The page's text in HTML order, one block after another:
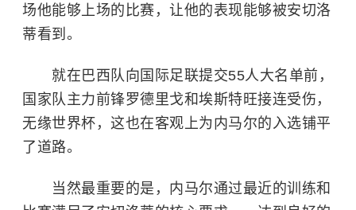
场他能够上场的比赛，让他的表现能够被安切洛
蒂看到。
就在巴西队向国际足联提交55人大名单前，
国家队主力前锋罗德里戈和埃斯特旺接连受伤，
无缘世界杯，这也在客观上为内马尔的入选铺平
了道路。
当然最重要的是，内马尔通过最近的训练和